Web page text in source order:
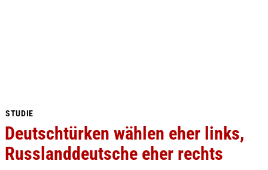
STUDIE
Deutschtürken wählen eher links,
Russlanddeutsche eher rechts